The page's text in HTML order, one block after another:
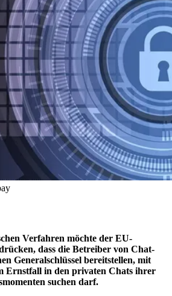
Verfahren möchte der EU-
dass die Betreiber von Chat-
Generalschlüssel bereitstellen, mit
Ernstfall in den privaten Chats ihrer
suchen darf.